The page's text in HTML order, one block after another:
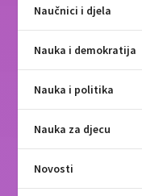
Naučnici i djela
Nauka i demokratija
Nauka i politika
Nauka za djecu
Novosti